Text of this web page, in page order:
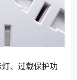
、过载保护功